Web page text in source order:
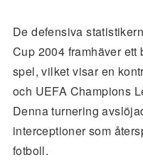
De defensiva
Cup 2004 framhäver
spel, vilket visar en
och UEFA Champions
Denna turnering
interceptioner som
fotboll.